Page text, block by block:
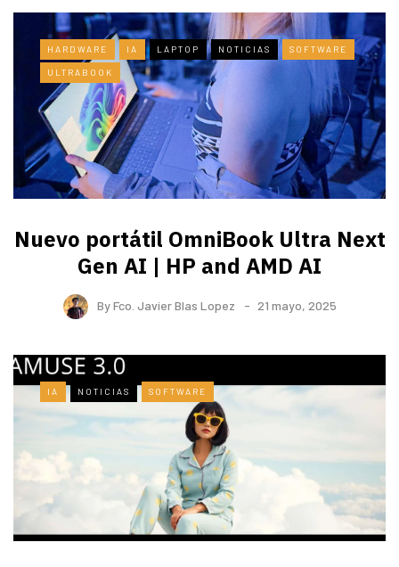
HARDWARE IA LAPTOP NOTICIAS SOFTWARE
ULTRABOOK
Nuevo portátil OmniBook Ultra ​Next
Gen AI | HP and AMD AI
ByFco. Javier Blas Lopez 21 mayo, 2025
IA NOTICIAS SOFTWARE